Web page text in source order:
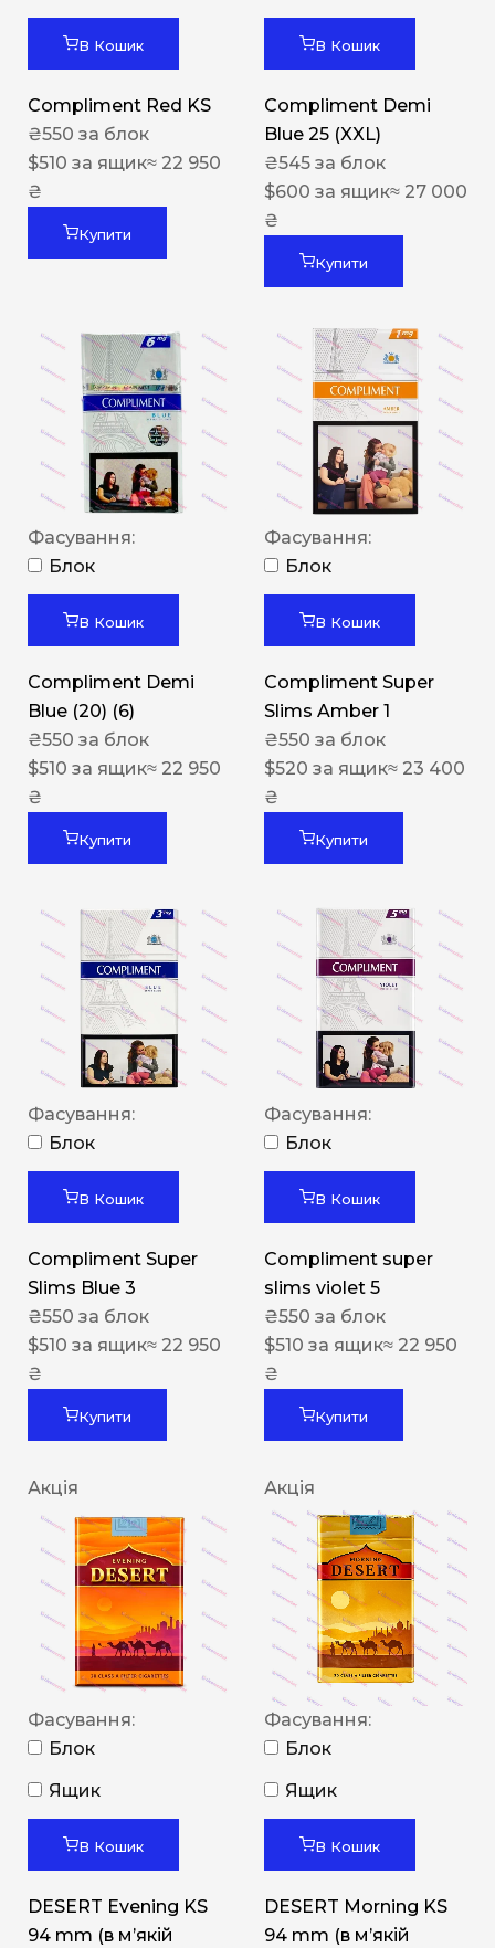
В Кошик
Compliment Red KS
₴550 за блок
$510 за ящик≈ 22 950
₴
Купити
В Кошик
Compliment Demi
Blue 25 (XXL)
₴545 за блок
$600 за ящик≈ 27 000
₴
Купити
Фасування:
Блок
В Кошик
Compliment Demi
Blue (20) (6)
₴550 за блок
$510 за ящик≈ 22 950
₴
Купити
Фасування:
Блок
В Кошик
Compliment Super
Slims Amber 1
₴550 за блок
$520 за ящик≈ 23 400
₴
Купити
Фасування:
Блок
В Кошик
Compliment Super
Slims Blue 3
₴550 за блок
$510 за ящик≈ 22 950
₴
Купити
Фасування:
Блок
В Кошик
Compliment super
slims violet 5
₴550 за блок
$510 за ящик≈ 22 950
₴
Купити
Акція
Фасування:
Блок
Ящик
В Кошик
DESERT Evening KS
94 mm (в мʼякій
Акція
Фасування:
Блок
Ящик
В Кошик
DESERT Morning KS
94 mm (в мʼякій